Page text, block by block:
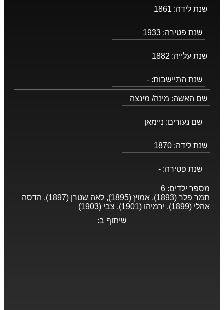
שנת לידה: 1861
שנת פטירה: 1933
שנת עלייה: 1882
שנת התיישבות: -
שם האשה: מינה/ מינצה
שם נעורים: ניימאן
שנת לידה: 1870
שנת פטירה: -
מספר ילדים: 6
תמר פלר (1893), אמוץ (1895), לאה שטרן (1897), הדסה
אהלי (1899), ירמיהו (1901), צבי (1903)
שיתוף ב: